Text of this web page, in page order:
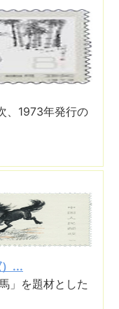
、1973年発行の
...
」を題材とした